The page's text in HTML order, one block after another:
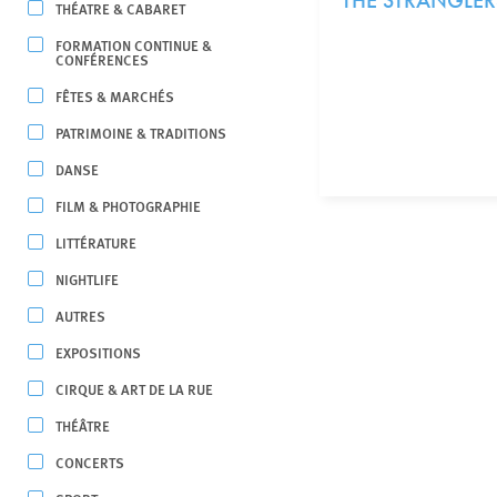
THÉATRE & CABARET
FORMATION CONTINUE &
CONFÉRENCES
FÊTES & MARCHÉS
PATRIMOINE & TRADITIONS
DANSE
FILM & PHOTOGRAPHIE
LITTÉRATURE
NIGHTLIFE
AUTRES
EXPOSITIONS
CIRQUE & ART DE LA RUE
THÉÂTRE
CONCERTS